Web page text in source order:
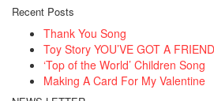
Recent Posts
Thank You Song
Toy Story YOU’VE GOT A
‘Top of the World’ Children Song
Making A Card For My Valentine